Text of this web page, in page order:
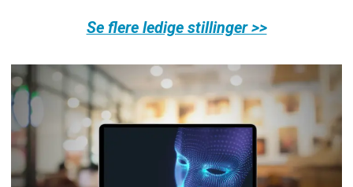
Se flere ledige stillinger >>